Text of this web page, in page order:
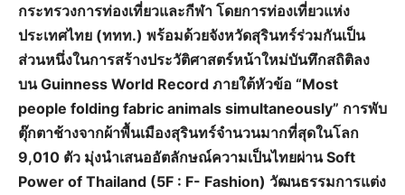
กระทรวงการท่องเที่ยวและกีฬา โดยการท่องเที่ยวแห่ง
ประเทศไทย (ททท.) พร้อมด้วยจังหวัดสุรินทร์ร่วมกันเป็น
ส่วนหนึ่งในการสร้างประวัติศาสตร์หน้าใหม่บันทึกสถิติลง
บน Guinness World Record ภายใต้หัวข้อ “Most
people folding fabric animals simultaneously” การพับ
ตุ๊กตาช้างจากผ้าพื้นเมืองสุรินทร์จำนวนมากที่สุดในโลก
9,010 ตัว มุ่งนำเสนออัตลักษณ์ความเป็นไทยผ่าน Soft
Power of Thailand (5F : F- Fashion) วัฒนธรรมการแต่ง